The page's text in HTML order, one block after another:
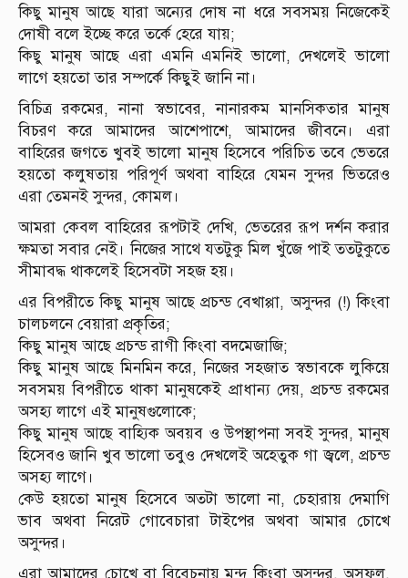
কিছু মানুষ আছে যারা অন্যের দোষ না ধরে সবসময় নিজেকেই
দোষী বলে ইচ্ছে করে তর্কে হেরে যায়;
কিছু মানুষ আছে এরা এমনি এমনিই ভালো, দেখলেই ভালো
লাগে হয়তো তার সম্পর্কে কিছুই জানি না।
বিচিত্র রকমের, নানা স্বভাবের, নানারকম মানসিকতার মানুষ
বিচরণ করে আমাদের আশেপাশে, আমাদের জীবনে। এরা
বাহিরের জগতে খুবই ভালো মানুষ হিসেবে পরিচিত তবে ভেতরে
হয়তো কলুষতায় পরিপূর্ণ অথবা বাহিরে যেমন সুন্দর ভিতরেও
এরা তেমনই সুন্দর, কোমল।
আমরা কেবল বাহিরের রূপটাই দেখি, ভেতরের রূপ দর্শন করার
ক্ষমতা সবার নেই। নিজের সাথে যতটুকু মিল খুঁজে পাই ততটুকুতে
সীমাবদ্ধ থাকলেই হিসেবটা সহজ হয়।
এর বিপরীতে কিছু মানুষ আছে প্রচন্ড বেখাপ্পা, অসুন্দর (!) কিংবা
চালচলনে বেয়ারা প্রকৃতির;
কিছু মানুষ আছে প্রচন্ড রাগী কিংবা বদমেজাজি;
কিছু মানুষ আছে মিনমিন করে, নিজের সহজাত স্বভাবকে লুকিয়ে
সবসময় বিপরীতে থাকা মানুষকেই প্রাধান্য দেয়, প্রচন্ড রকমের
অসহ্য লাগে এই মানুষগুলোকে;
কিছু মানুষ আছে বাহ্যিক অবয়ব ও উপস্থাপনা সবই সুন্দর, মানুষ
হিসেবও জানি খুব ভালো তবুও দেখলেই অহেতুক গা জ্বলে, প্রচন্ড
অসহ্য লাগে।
কেউ হয়তো মানুষ হিসেবে অতটা ভালো না, চেহারায় দেমাগি
ভাব অথবা নিরেট গোবেচারা টাইপের অথবা আমার চোখে
অসুন্দর।
এরা আমাদের চোখে বা বিবেচনায় মন্দ কিংবা অসুন্দর, অসফল,